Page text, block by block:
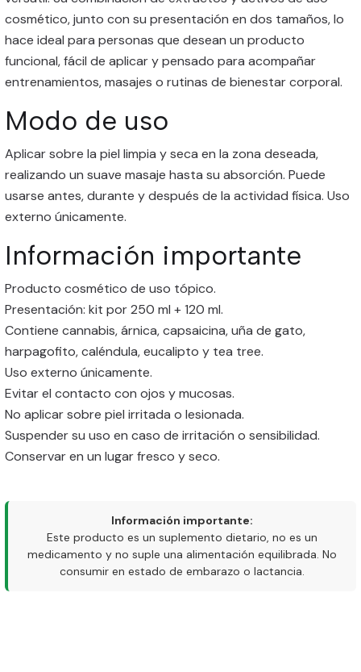
cosmético, junto con su presentación en dos tamaños, lo
hace ideal para personas que desean un producto
funcional, fácil de aplicar y pensado para acompañar
entrenamientos, masajes o rutinas de bienestar corporal.
Modo de uso
Aplicar sobre la piel limpia y seca en la zona deseada,
realizando un suave masaje hasta su absorción. Puede
usarse antes, durante y después de la actividad física. Uso
externo únicamente.
Información importante
Producto cosmético de uso tópico.
Presentación: kit por 250 ml + 120 ml.
Contiene cannabis, árnica, capsaicina, uña de gato,
harpagofito, caléndula, eucalipto y tea tree.
Uso externo únicamente.
Evitar el contacto con ojos y mucosas.
No aplicar sobre piel irritada o lesionada.
Suspender su uso en caso de irritación o sensibilidad.
Conservar en un lugar fresco y seco.
Información importante:
Este producto es un suplemento dietario, no es un
medicamento y no suple una alimentación equilibrada. No
consumir en estado de embarazo o lactancia.